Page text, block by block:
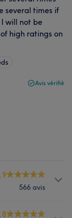
several times if
will not be
high ratings on
Avis vérifié
566 avis